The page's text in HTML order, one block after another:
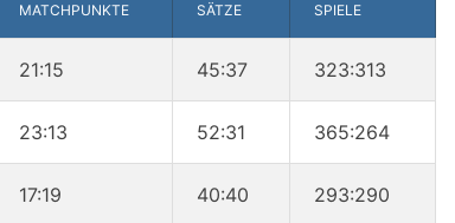
MATCHPUNKTE SÄTZE SPIELE
21:15 45:37 323:313
23:13 52:31 365:264
17:19 40:40 293:290